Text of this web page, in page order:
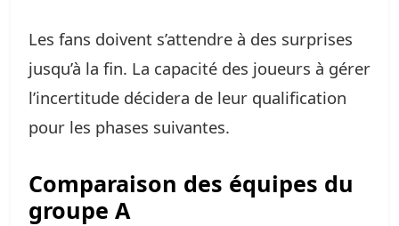
Les fans doivent s’attendre à des surprises
jusqu’à la fin. La capacité des joueurs à gérer
l’incertitude décidera de leur qualification
pour les phases suivantes.
Comparaison des équipes du
groupe A